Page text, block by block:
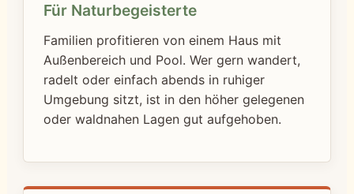
Für Naturbegeisterte
Familien profitieren von einem Haus mit
Außenbereich und Pool. Wer gern wandert,
radelt oder einfach abends in ruhiger
Umgebung sitzt, ist in den höher gelegenen
oder waldnahen Lagen gut aufgehoben.